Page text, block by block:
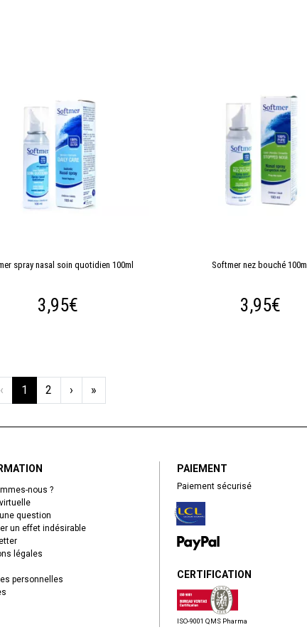
spray nasal soin quotidien 100ml
3,95€
Softmer nez bouché 100ml
3,95€
‹ 1 2 › »
nous ?
question
un effet indésirable
légales
personnelles
PAIEMENT
Paiement sécurisé
CERTIFICATION
ISO-9001 QMS Pharma